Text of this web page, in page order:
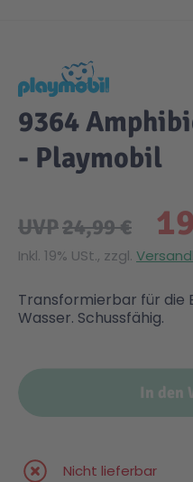
9364
- Playmobil
UVP24,99 €
Inkl. 19% USt., zzgl.
Transformierbar für die
Wasser. Schussfähig.
In den
Nicht lieferbar